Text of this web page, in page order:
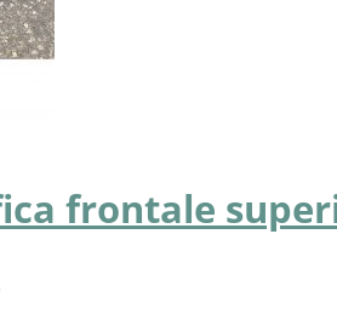
frontale